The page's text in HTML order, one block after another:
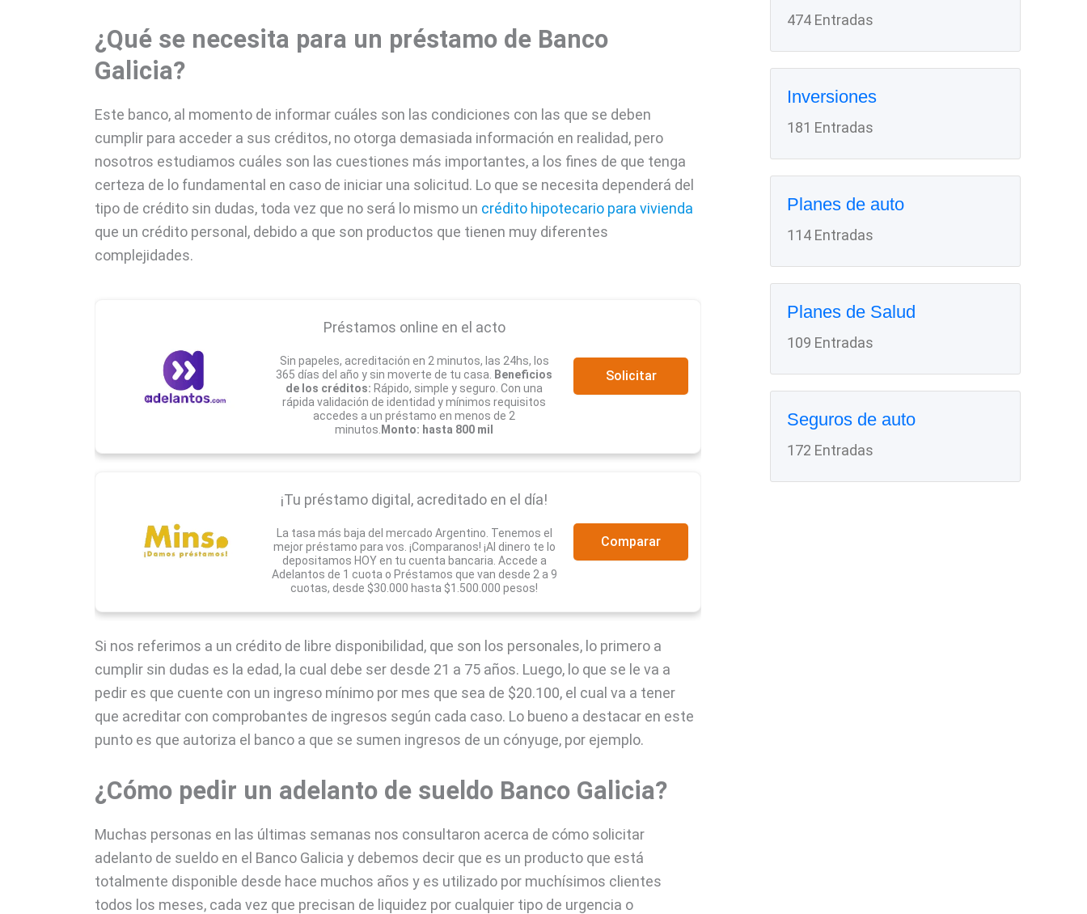
¿Qué se necesita para un préstamo de Banco
Galicia?
Este banco, al momento de informar cuáles son las condiciones con las que se deben
cumplir para acceder a sus créditos, no otorga demasiada información en realidad, pero
nosotros estudiamos cuáles son las cuestiones más importantes, a los fines de que tenga
certeza de lo fundamental en caso de iniciar una solicitud. Lo que se necesita dependerá del
tipo de crédito sin dudas, toda vez que no será lo mismo un crédito hipotecario para vivienda
que un crédito personal, debido a que son productos que tienen muy diferentes
complejidades.
Préstamos online en el acto
Sin papeles, acreditación en 2 minutos, las 24hs, los
365 días del año y sin moverte de tu casa.
Beneficios
de los créditos: Rápido, simple y seguro. Con una
rápida validación de identidad y mínimos requisitos
accedes a un préstamo en menos de 2
minutos. Monto: hasta 800 mil
Solicitar
¡Tu préstamo digital, acreditado en el día!
La tasa más baja del mercado Argentino. Tenemos el
mejor préstamo para vos. ¡Comparanos! ¡Al dinero te lo
depositamos HOY en tu cuenta bancaria. Accede a
Adelantos de 1 cuota o Préstamos que van desde 2 a 9
cuotas, desde $30.000 hasta $1.500.000 pesos!
Comparar
Si nos referimos a un crédito de libre disponibilidad, que son los personales, lo primero a
cumplir sin dudas es la edad, la cual debe ser desde 21 a 75 años. Luego, lo que se le va a
pedir es que cuente con un ingreso mínimo por mes que sea de $20.100, el cual va a tener
que acreditar con comprobantes de ingresos según cada caso. Lo bueno a destacar en este
punto es que autoriza el banco a que se sumen ingresos de un cónyuge, por ejemplo.
¿Cómo pedir un adelanto de sueldo Banco Galicia?
Muchas personas en las últimas semanas nos consultaron acerca de cómo solicitar
adelanto de sueldo en el Banco Galicia y debemos decir que es un producto que está
totalmente disponible desde hace muchos años y es utilizado por muchísimos clientes
todos los meses, cada vez que precisan de liquidez por cualquier tipo de urgencia o
474 Entradas
Inversiones
181 Entradas
Planes de auto
114 Entradas
Planes de Salud
109 Entradas
Seguros de auto
172 Entradas